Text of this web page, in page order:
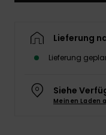
Lieferung
Lieferung
Siehe
Meinen Laden